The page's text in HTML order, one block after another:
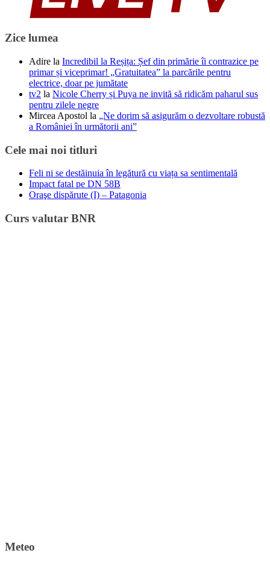
Zice lumea
Adire la Incredibil la Reșița: Șef din primărie îi contrazice pe
primar și viceprimar! „Gratuitatea” la parcările pentru
electrice, doar pe jumătate
tv2 la Nicole Cherry și Puya ne invită să ridicăm paharul sus
pentru zilele negre
Mircea Apostol la „Ne dorim să asigurăm o dezvoltare robustă
a României în următorii ani”
Cele mai noi titluri
Feli ni se destăinuia în legătură cu viața sa sentimentală
Impact fatal pe DN 58B
Oraşe dispărute (I) – Patagonia
Curs valutar BNR
Meteo